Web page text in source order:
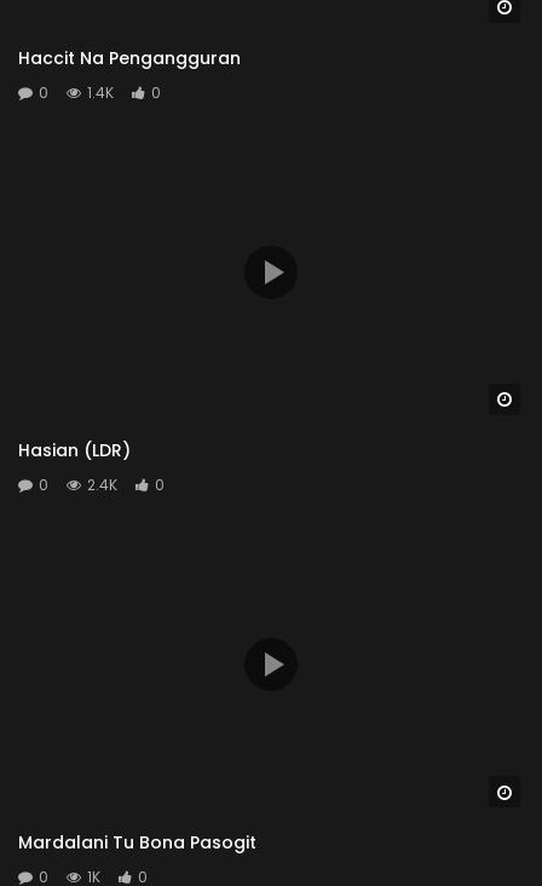
Haccit Na Pengangguran
0 1.4K 0
Hasian (LDR)
0 2.4K 0
Mardalani Tu Bona Pasogit
0 1K 0